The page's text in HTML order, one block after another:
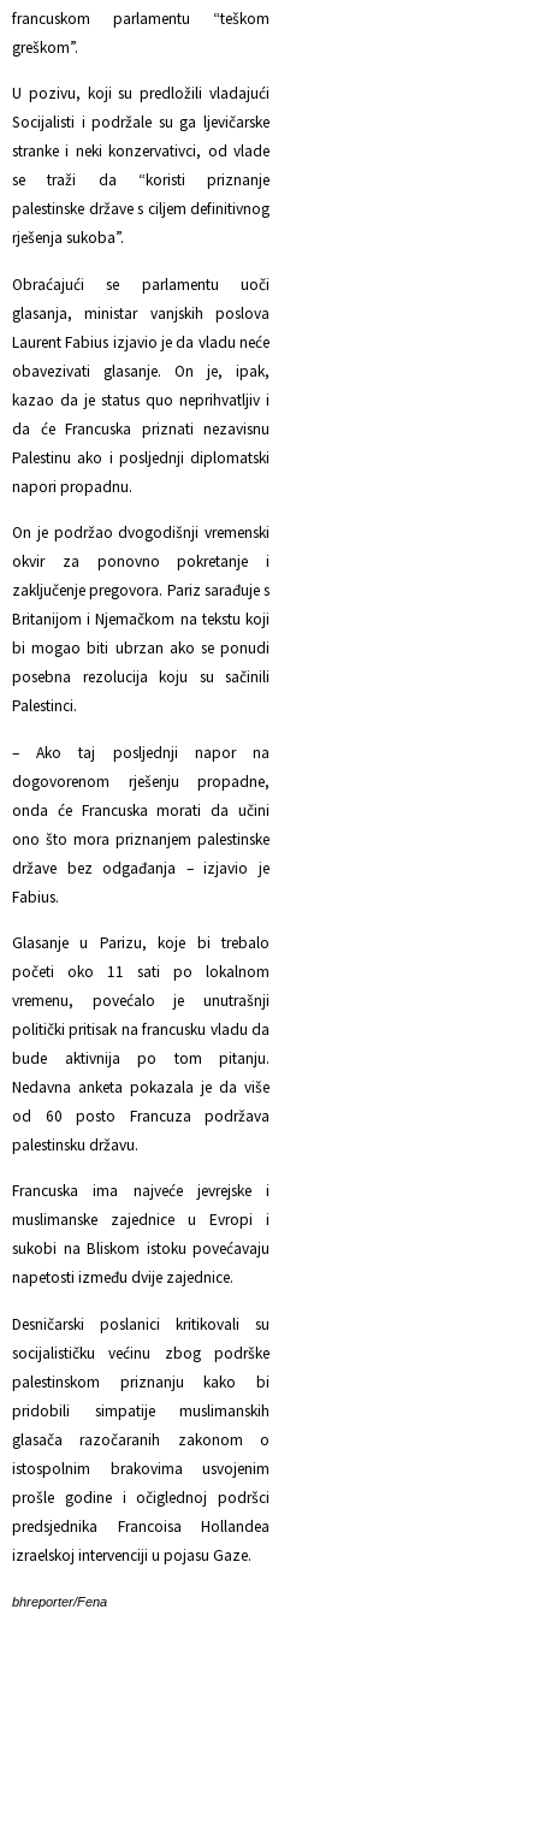
francuskom parlamentu “teškom
greškom”.
U pozivu, koji su predložili vladajući
Socijalisti i podržale su ga ljevičarske
stranke i neki konzervativci, od vlade
se traži da “koristi priznanje
palestinske države s ciljem definitivnog
rješenja sukoba”.
Obraćajući se parlamentu uoči
glasanja, ministar vanjskih poslova
Laurent Fabius izjavio je da vladu neće
obavezivati glasanje. On je, ipak,
kazao da je status quo neprihvatljiv i
da će Francuska priznati nezavisnu
Palestinu ako i posljednji diplomatski
napori propadnu.
On je podržao dvogodišnji vremenski
okvir za ponovno pokretanje i
zaključenje pregovora. Pariz sarađuje s
Britanijom i Njemačkom na tekstu koji
bi mogao biti ubrzan ako se ponudi
posebna rezolucija koju su sačinili
Palestinci.
– Ako taj posljednji napor na
dogovorenom rješenju propadne,
onda će Francuska morati da učini
ono što mora priznanjem palestinske
države bez odgađanja – izjavio je
Fabius.
Glasanje u Parizu, koje bi trebalo
početi oko 11 sati po lokalnom
vremenu, povećalo je unutrašnji
politički pritisak na francusku vladu da
bude aktivnija po tom pitanju.
Nedavna anketa pokazala je da više
od 60 posto Francuza podržava
palestinsku državu.
Francuska ima najveće jevrejske i
muslimanske zajednice u Evropi i
sukobi na Bliskom istoku povećavaju
napetosti između dvije zajednice.
Desničarski poslanici kritikovali su
socijalističku većinu zbog podrške
palestinskom priznanju kako bi
pridobili simpatije muslimanskih
glasača razočaranih zakonom o
istospolnim brakovima usvojenim
prošle godine i očiglednoj podršci
predsjednika Francoisa Hollandea
izraelskoj intervenciji u pojasu Gaze.
bhreporter/Fena